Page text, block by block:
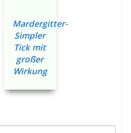
Mardergitter-
Simpler
Tick mit
großer
Wirkung